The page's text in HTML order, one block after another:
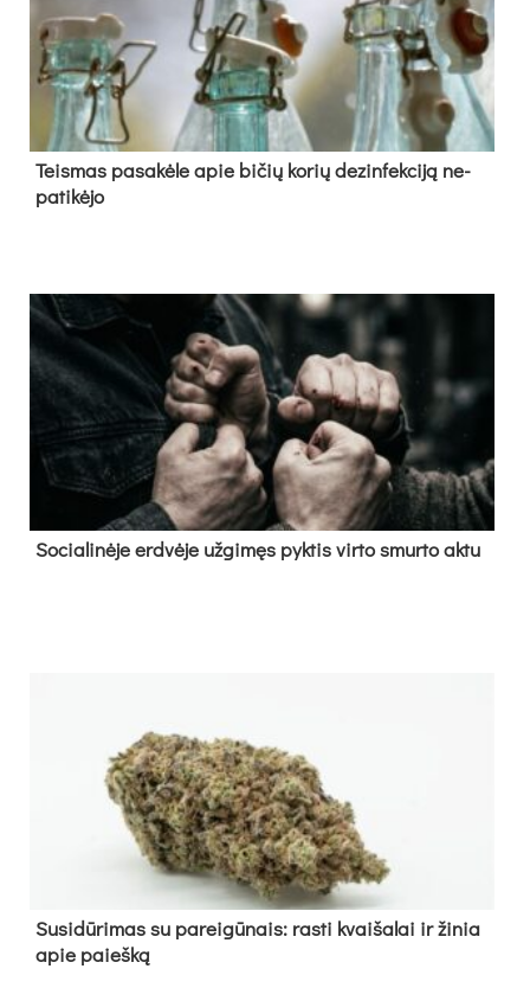
Teis­mas pa­sa­kė­le apie bi­čių ko­rių de­zin­fek­ci­ją ne­
pa­ti­kė­jo
So­cia­li­nė­je erd­vė­je už­gi­męs pyk­tis vir­to smur­to ak­tu
Su­si­dū­ri­mas su pa­rei­gū­nais: ras­ti kvai­ša­lai ir ži­nia
apie paieš­ką